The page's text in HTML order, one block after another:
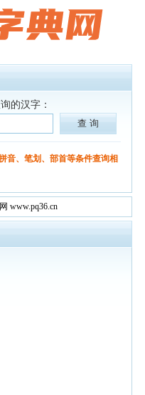
的汉字：
音、笔划、部首等条件查询相
www.pq36.cn